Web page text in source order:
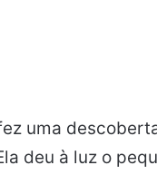
uma
deu à luz o